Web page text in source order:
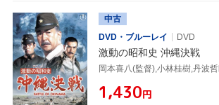
中古
DVD・ブルーレイ
DVD
激動の昭和史 沖縄決戦
岡本喜八(監督),小林桂樹,丹波
¥1,430円